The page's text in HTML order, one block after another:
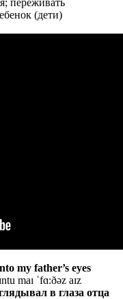
(дети)
my father’s eyes
maɪ ˈfɑ:ðəz aɪz
в глаза отца